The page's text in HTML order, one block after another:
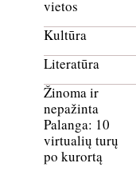
vietos
Kultūra
Literatūra
Žinoma ir
nepažinta
Palanga: 10
virtualių turų
po kurortą